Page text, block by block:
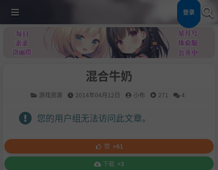
登录
混合牛奶
游戏资源 2014年04月12日 小布 271 4
您的用户组无法访问此文章。
赞 +61
下载 +3